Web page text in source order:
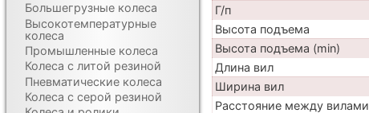
Г/п
Высота подъема
Высота подъема (min)
Длина вил
Ширина вил
Расстояние между вилами
Большегрузные колеса
Высокотемпературные
колеса
Промышленные колеса
Колеса с литой резиной
Пневматические колеса
Колеса с серой резиной